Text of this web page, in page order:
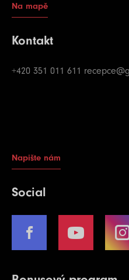
Na mapě
Kontakt
+420 351 011 611
Napište nám
Social